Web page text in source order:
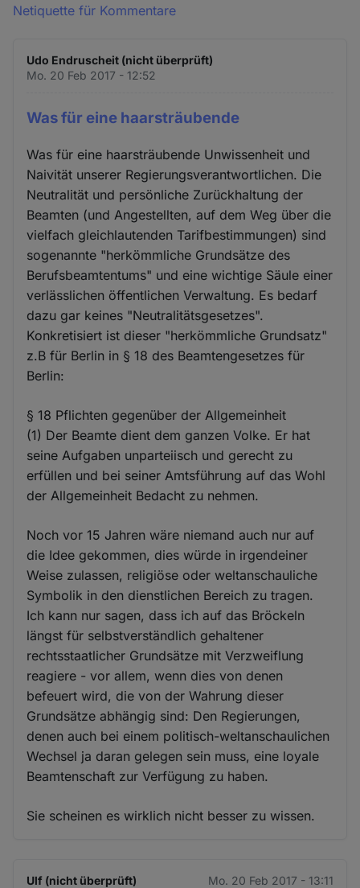
Netiquette für Kommentare
Udo Endruscheit (nicht überprüft)
Mo. 20 Feb 2017 - 12:52
Was für eine haarsträubende
Was für eine haarsträubende Unwissenheit und
Naivität unserer Regierungsverantwortlichen. Die
Neutralität und persönliche Zurückhaltung der
Beamten (und Angestellten, auf dem Weg über die
vielfach gleichlautenden Tarifbestimmungen) sind
sogenannte "herkömmliche Grundsätze des
Berufsbeamtentums" und eine wichtige Säule einer
verlässlichen öffentlichen Verwaltung. Es bedarf
dazu gar keines "Neutralitätsgesetzes".
Konkretisiert ist dieser "herkömmliche Grundsatz"
z.B für Berlin in § 18 des Beamtengesetzes für
Berlin:
§ 18 Pflichten gegenüber der Allgemeinheit
(1) Der Beamte dient dem ganzen Volke. Er hat
seine Aufgaben unparteiisch und gerecht zu
erfüllen und bei seiner Amtsführung auf das Wohl
der Allgemeinheit Bedacht zu nehmen.
Noch vor 15 Jahren wäre niemand auch nur auf
die Idee gekommen, dies würde in irgendeiner
Weise zulassen, religiöse oder weltanschauliche
Symbolik in den dienstlichen Bereich zu tragen.
Ich kann nur sagen, dass ich auf das Bröckeln
längst für selbstverständlich gehaltener
rechtsstaatlicher Grundsätze mit Verzweiflung
reagiere - vor allem, wenn dies von denen
befeuert wird, die von der Wahrung dieser
Grundsätze abhängig sind: Den Regierungen,
denen auch bei einem politisch-weltanschaulichen
Wechsel ja daran gelegen sein muss, eine loyale
Beamtenschaft zur Verfügung zu haben.
Sie scheinen es wirklich nicht besser zu wissen.
Ulf (nicht überprüft) Mo. 20 Feb 2017 - 13:11